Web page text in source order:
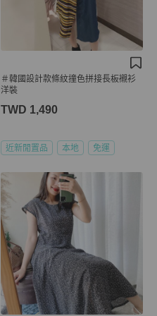
＃韓國設計款條紋撞色拼接長板襯衫
洋裝
TWD 1,490
近新閒置品 本地 免運